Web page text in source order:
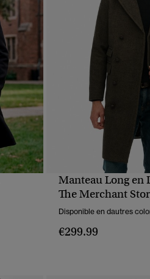
APERÇU
Manteau Long en
The Merchant
Disponible en dautres
€299.99